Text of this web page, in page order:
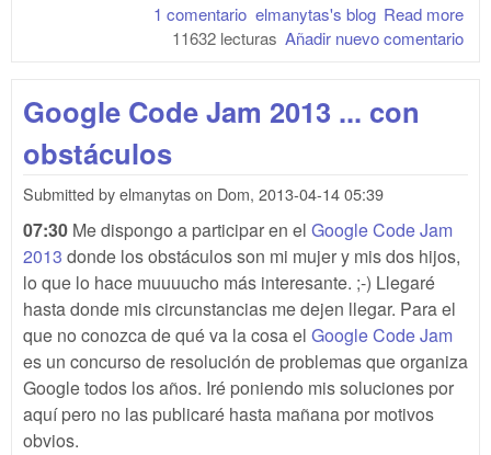
Read more
elmanytas's blog
1 comentario
Añadir nuevo comentario
11632 lecturas
Google Code Jam 2013 ... con
obstáculos
Submitted byelmanytason Dom, 2013-04-14 05:39
07:30 Me dispongo a participar en el Google Code Jam
2013 donde los obstáculos son mi mujer y mis dos hijos,
lo que lo hace muuuucho más interesante. ;-) Llegaré
hasta donde mis circunstancias me dejen llegar. Para el
que no conozca de qué va la cosa el Google Code Jam
es un concurso de resolución de problemas que organiza
Google todos los años. Iré poniendo mis soluciones por
aquí pero no las publicaré hasta mañana por motivos
obvios.